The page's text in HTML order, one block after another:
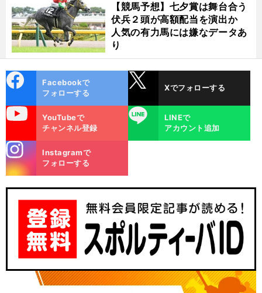
安
３
」
？
【競馬予想】七夕賞は舞台合う
伏兵２頭が高額配当を演出か
人気の有力馬には嫌なデータあ
り
ok
Facebookで
フォローする
Xでフォローする
YouTubeで
チャンネル登録
LINE
LINEで
アカウント追加
m
Instagramで
フォローする